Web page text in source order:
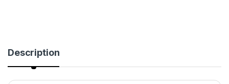
Description